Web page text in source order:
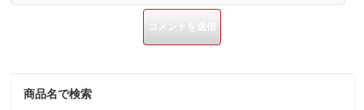
商品名で検索